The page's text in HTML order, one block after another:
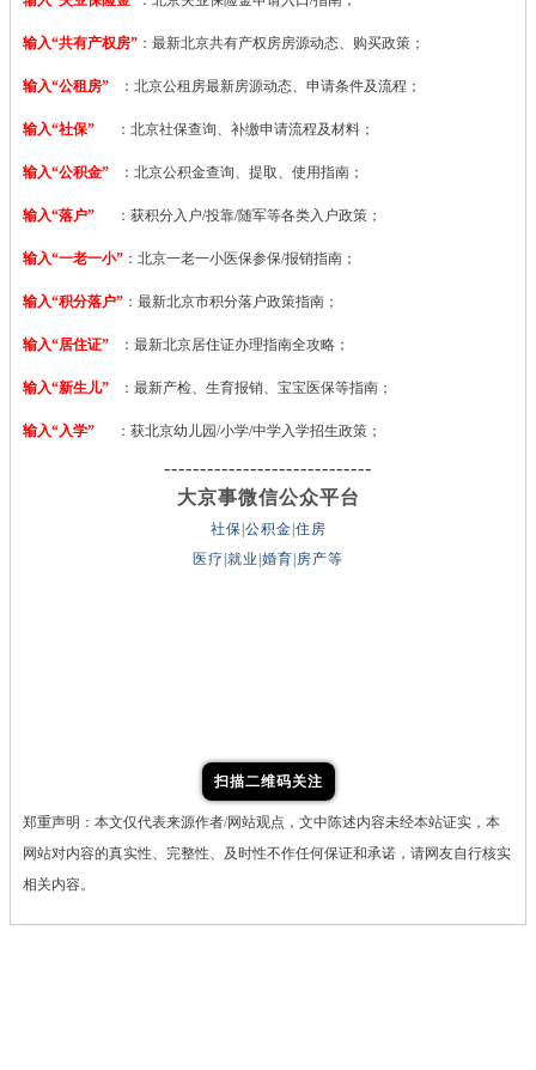
输入“共有产权房” ：最新北京共有产权房房源动态、购买政策；
输入“公租房” ：北京公租房最新房源动态、申请条件及流程；
输入“社保” ：北京社保查询、补缴申请流程及材料；
输入“公积金” ：北京公积金查询、提取、使用指南；
输入“落户” ：获积分入户/投靠/随军等各类入户政策；
输入“一老一小” ：北京一老一小医保参保/报销指南；
输入“积分落户” ：最新北京市积分落户政策指南；
输入“居住证” ：最新北京居住证办理指南全攻略；
输入“新生儿” ：最新产检、生育报销、宝宝医保等指南；
输入“入学” ：获北京幼儿园/小学/中学入学招生政策；
-----------------------------
大京事微信公众平台
社保|公积金|住房
医疗|就业|婚育|房产等
扫描二维码关注
郑重声明：本文仅代表来源作者/网站观点，文中陈述内容未经本站证实，本
网站对内容的真实性、完整性、及时性不作任何保证和承诺，请网友自行核实
相关内容。